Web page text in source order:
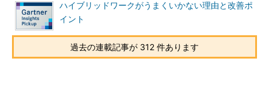
ハイブリッドワークがうまくいかない理由と改善ポ
イント
過去の連載記事が 312 件あります